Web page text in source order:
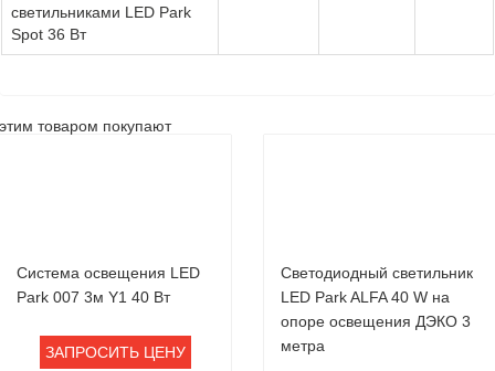
светильниками LED Park
Spot 36 Вт
товаром покупают
Система освещения LED
Park 007 3м Y1 40 Вт
ЗАПРОСИТЬ ЦЕНУ
Светодиодный светильник
LED Park ALFA 40 W на
опоре освещения ДЭКО 3
метра